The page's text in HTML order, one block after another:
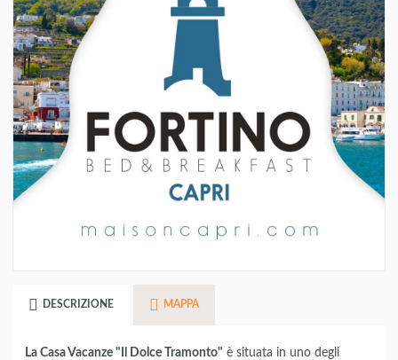
DESCRIZIONE MAPPA
La Casa Vacanze "Il Dolce Tramonto" è situata in uno degli